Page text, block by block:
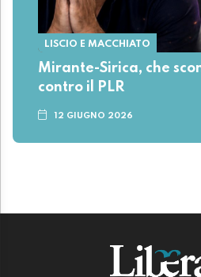
LISCIO E MACCHIATO
Mirante-Sirica, che
contro il PLR
12 GIUGNO 2026